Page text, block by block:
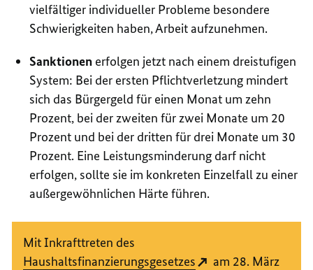
vielfältiger individueller Probleme besondere
Schwierigkeiten haben, Arbeit aufzunehmen.
Sanktionen erfolgen jetzt nach einem dreistufigen
System: Bei der ersten Pflichtverletzung mindert
sich das Bürgergeld für einen Monat um zehn
Prozent, bei der zweiten für zwei Monate um 20
Prozent und bei der dritten für drei Monate um 30
Prozent. Eine Leistungsminderung darf nicht
erfolgen, sollte sie im konkreten Einzelfall zu einer
außergewöhnlichen Härte führen.
Mit Inkrafttreten des
Haushaltsfinanzierungsgesetzes
am 28. März